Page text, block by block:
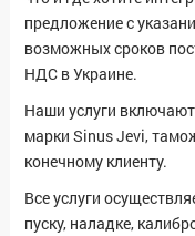
предложение с
возможных сроков
НДС в Украине.
Наши услуги
марки Sinus Jevi,
конечному клиенту.
Все услуги
пуску, наладке,